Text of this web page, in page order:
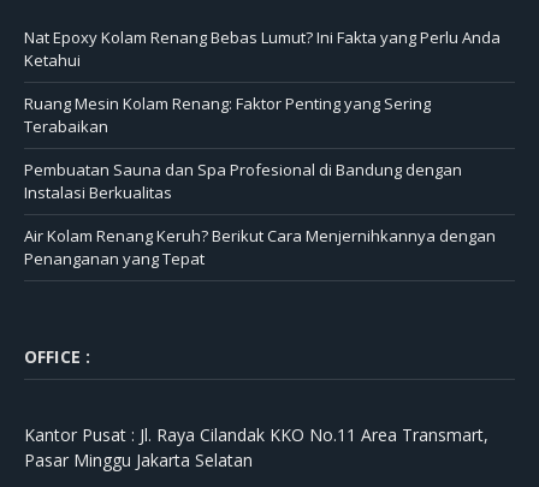
Nat Epoxy Kolam Renang Bebas Lumut? Ini Fakta yang Perlu Anda
Ketahui
Ruang Mesin Kolam Renang: Faktor Penting yang Sering
Terabaikan
Pembuatan Sauna dan Spa Profesional di Bandung dengan
Instalasi Berkualitas
Air Kolam Renang Keruh? Berikut Cara Menjernihkannya dengan
Penanganan yang Tepat
OFFICE :
Kantor Pusat : Jl. Raya Cilandak KKO No.11 Area Transmart,
Pasar Minggu Jakarta Selatan